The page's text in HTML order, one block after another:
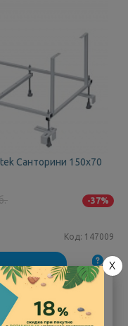
Санторини 150х70
-37%
Код: 147009
X